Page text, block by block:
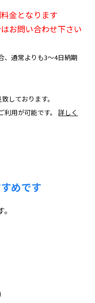
金となります
お問い合わせ下さい
、通常よりも3～4日納期
しております。
利用が可能です。詳しく
めです